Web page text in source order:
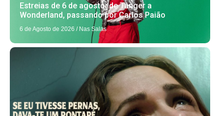
Estreias de 6 de agosto: de Tânger a
Wonderland, passando por Carlos Paião
6 de Agosto de 2026 / Nas Salas